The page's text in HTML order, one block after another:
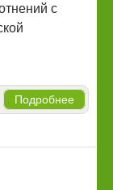
с
Подробнее